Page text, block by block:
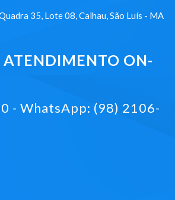
35, Lote 08, Calhau, São Luís - MA
ATENDIMENTO ON-
- WhatsApp: (98) 2106-